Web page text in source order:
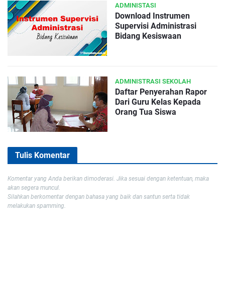
ADMINISTASI
Download Instrumen
Supervisi Administrasi
Bidang Kesiswaan
ADMINISTRASI SEKOLAH
Daftar Penyerahan Rapor
Dari Guru Kelas Kepada
Orang Tua Siswa
Tulis Komentar
Komentar yang Anda berikan dimoderasi. Jika sesuai dengan ketentuan, maka
akan segera muncul.
Silahkan berkomentar dengan bahasa yang baik dan santun serta tidak
melakukan spamming.